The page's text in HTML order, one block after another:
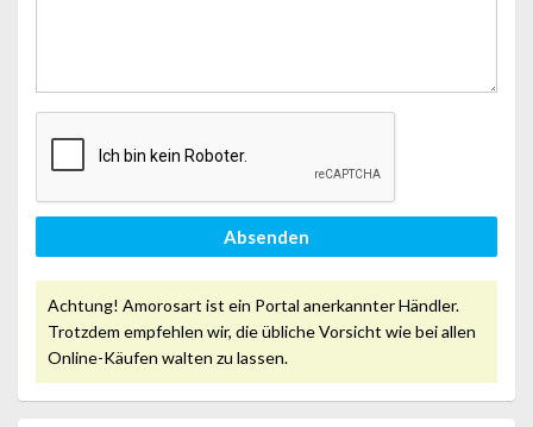
Absenden
Achtung! Amorosart ist ein Portal anerkannter Händler.
Trotzdem empfehlen wir, die übliche Vorsicht wie bei allen
Online-Käufen walten zu lassen.